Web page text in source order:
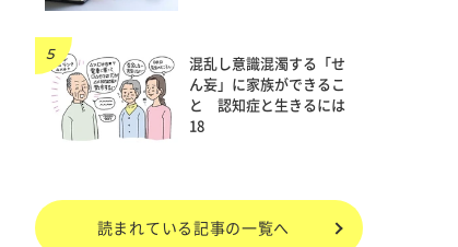
混乱し意識混濁する「せ
ん妄」に家族ができるこ
と 認知症と生きるには
18
読まれている記事の一覧へ